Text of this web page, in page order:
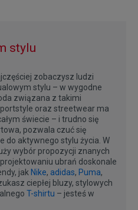
stylu
zobaczysz ludzi
stylu – w wygodne
związana z takimi
oraz streetwear ma
świecie – i trudno się
pozwala czuć się
do aktywnego stylu życia. W
wybór propozycji znanych
ubrań doskonale
jak Nike, adidas, Puma,
ciepłej bluzy, stylowych
T-shirtu – jesteś w